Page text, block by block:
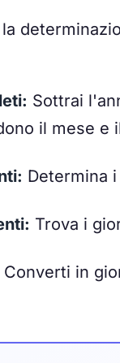
Sottrai
il mese e
Determina
Trova i
Converti in